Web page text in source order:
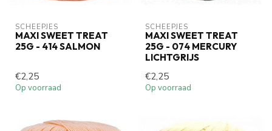
SCHEEPJES
MAXI SWEET TREAT
25G - 414 SALMON
€2,25
Op voorraad
SCHEEPJES
MAXI SWEET TREAT
25G - 074 MERCURY
LICHTGRIJS
€2,25
Op voorraad